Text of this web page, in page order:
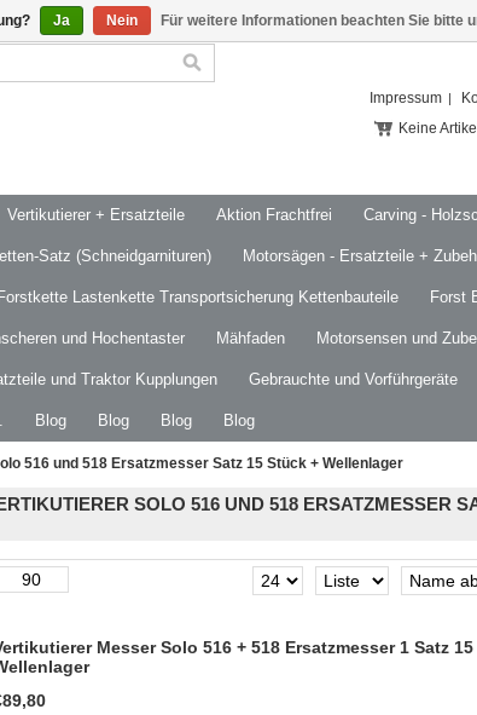
Impressum
Keine
Vertikutierer + Ersatzteile Aktion Frachtfrei Carving -
Satz (Schneidgarnituren) Motorsägen - Ersatzteile +
Forstkette Lastenkette Transportsicherung Kettenbauteile Forst
und Hochentaster Mähfaden Motorsensen und
und Traktor Kupplungen Gebrauchte und Vorführgeräte
Blog Blog Blog Blog
516 und 518 Ersatzmesser Satz 15 Stück + Wellenlager
SOLO 516 UND 518 ERSATZMESSER
Messer Solo 516 + 518 Ersatzmesser 1 Satz
Ja Nein Für weitere Informationen beachten Sie bitte